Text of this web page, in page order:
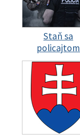
Staň sa
policajtom